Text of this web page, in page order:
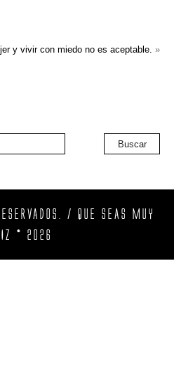
y vivir con miedo no es aceptable. »
Buscar
/ QUE SEAS MUY
© 2026